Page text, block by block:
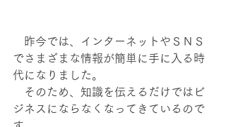
昨今では、インターネットやＳＮＳ
でさまざまな情報が簡単に手に入る時
代になりました。
そのため、知識を伝えるだけではビ
ジネスにならなくなってきているので